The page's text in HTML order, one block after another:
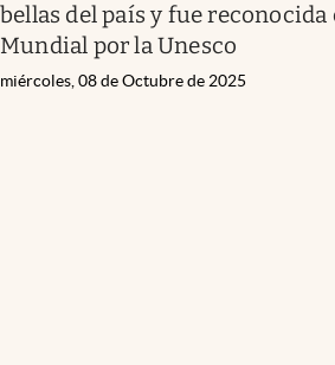
bellas del país y fue
Mundial por la Unesco
miércoles, 08 de Octubre de 2025